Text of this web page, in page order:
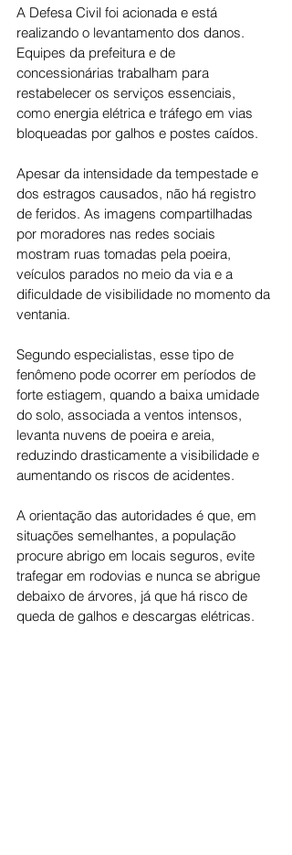
A Defesa Civil foi acionada e está
realizando o levantamento dos danos.
Equipes da prefeitura e de
concessionárias trabalham para
restabelecer os serviços essenciais,
como energia elétrica e tráfego em vias
bloqueadas por galhos e postes caídos.
Apesar da intensidade da tempestade e
dos estragos causados, não há registro
de feridos. As imagens compartilhadas
por moradores nas redes sociais
mostram ruas tomadas pela poeira,
veículos parados no meio da via e a
dificuldade de visibilidade no momento da
ventania.
Segundo especialistas, esse tipo de
fenômeno pode ocorrer em períodos de
forte estiagem, quando a baixa umidade
do solo, associada a ventos intensos,
levanta nuvens de poeira e areia,
reduzindo drasticamente a visibilidade e
aumentando os riscos de acidentes.
A orientação das autoridades é que, em
situações semelhantes, a população
procure abrigo em locais seguros, evite
trafegar em rodovias e nunca se abrigue
debaixo de árvores, já que há risco de
queda de galhos e descargas elétricas.